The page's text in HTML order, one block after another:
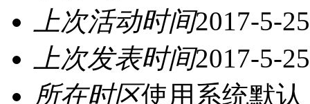
上次活动时间2017-5-
上次发表时间2017-5-
所在时区使用系统默认